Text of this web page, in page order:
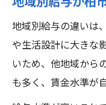
地域別給与の違いは
や生活設計に大きな
いため、他地域から
も多く、賃金水準が